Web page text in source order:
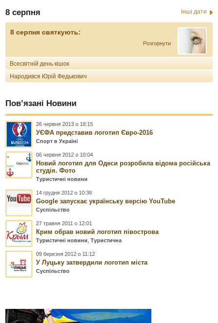
8 серпня Інші дати
8 серпня святкують:
Розгорнути
Всесвітній день кішок
Народився Юрій Федькович
Пов’язані Новини
26 червня 2013 о 18:15
УЄФА представив логотип Євро-2016
Спорт в Україні
06 червня 2012 о 10:04
Новий логотип для Одеси розробила відома російська
студія. Фото
Туристичні новини
14 грудня 2012 о 10:36
Google запускає українську версію YouTube
Суспільство
27 травня 2011 о 12:01
Крим обрав новий логотип півострова
Туристичні новини ,Туристична
09 березня 2012 о 11:12
У Луцьку затвердили логотип міста
Суспільство